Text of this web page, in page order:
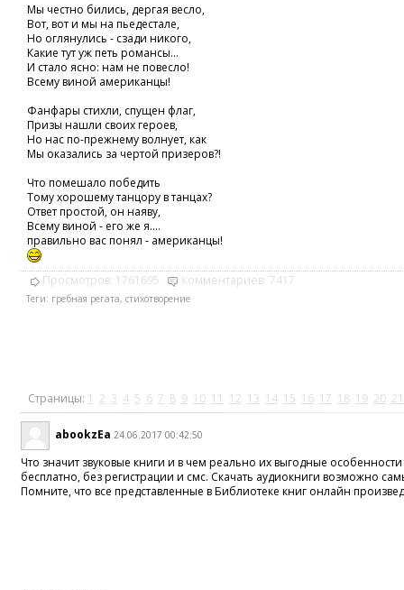
Мы честно бились, дергая весло,
Вот, вот и мы на пьедестале,
Но оглянулись - сзади никого,
Какие тут уж петь романсы...
И стало ясно: нам не повесло!
Всему виной американцы!
Фанфары стихли, спущен флаг,
Призы нашли своих героев,
Но нас по-прежнему волнует, как
Мы оказались за чертой призеров?!
Что помешало победить
Тому хорошему танцору в танцах?
Ответ простой, он наяву,
Всему виной - его же я....
правильно вас понял - американцы!
Просмотров: 1761695 Комментариев: 7417
Теги: гребная регата, стихотворение
Страницы: 1 2 3 4 5 6 7 8 9 10 11 12 13 14 15 16 17 18 19 20 21
abookzEa 24.06.2017 00:42:50
Что значит звуковые книги и в чем реально их выгодные
бесплатно, без регистрации и смс. Скачать аудиокниги возможно
Помните, что все представленные в Библиотеке книг онлайн